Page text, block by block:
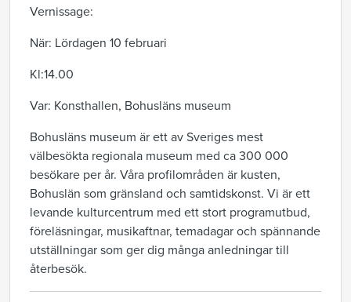
Vernissage:
När: Lördagen 10 februari
Kl:14.00
Var: Konsthallen, Bohusläns museum
Bohusläns museum är ett av Sveriges mest
välbesökta regionala museum med ca 300 000
besökare per år. Våra profilområden är kusten,
Bohuslän som gränsland och samtidskonst. Vi är ett
levande kulturcentrum med ett stort programutbud,
föreläsningar, musikaftnar, temadagar och spännande
utställningar som ger dig många anledningar till
återbesök.